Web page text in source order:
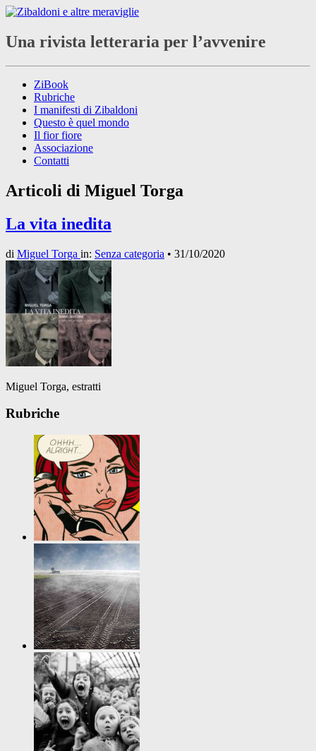
Una rivista letteraria per l’avvenire
ZiBook
Rubriche
I manifesti di Zibaldoni
Questo è quel mondo
Il fior fiore
Associazione
Contatti
Articoli di Miguel Torga
La vita inedita
di Miguel Torga in: Senza categoria • 31/10/2020
Miguel Torga, estratti
Rubriche